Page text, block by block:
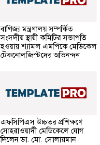
বাণিজ্য মন্ত্রণালয় সম্পর্কিত
সংসদীয় স্থায়ী কমিটির সভাপতি
হওয়ায় শ্যামল এমপিকে মেডিকেল
টেকনোলজিস্টদের অভিনন্দন
এফসিপিএস উচ্চতর প্রশিক্ষণে
সোহরাওয়ার্দী মেডিকেলে যোগ
দিলেন ডা. মো. সোলায়মান